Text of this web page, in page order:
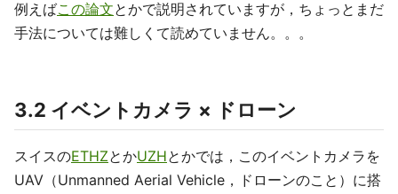
例えばこの論文とかで説明されていますが，ちょっとまだ
手法については難しくて読めていません。。。
3.2 イベントカメラ × ドローン
スイスのETHZとかUZHとかでは，このイベントカメラを
UAV（Unmanned Aerial Vehicle，ドローンのこと）に搭